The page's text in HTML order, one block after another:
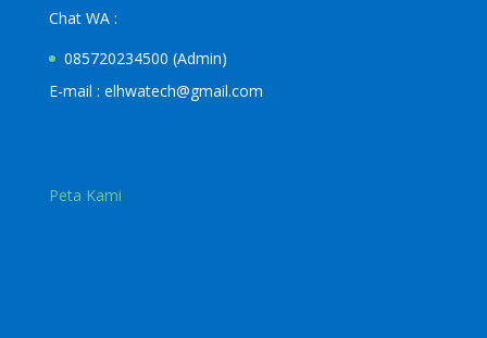
Chat WA :
085720234500 (Admin)
E-mail : elhwatech@gmail.com
Peta Kami